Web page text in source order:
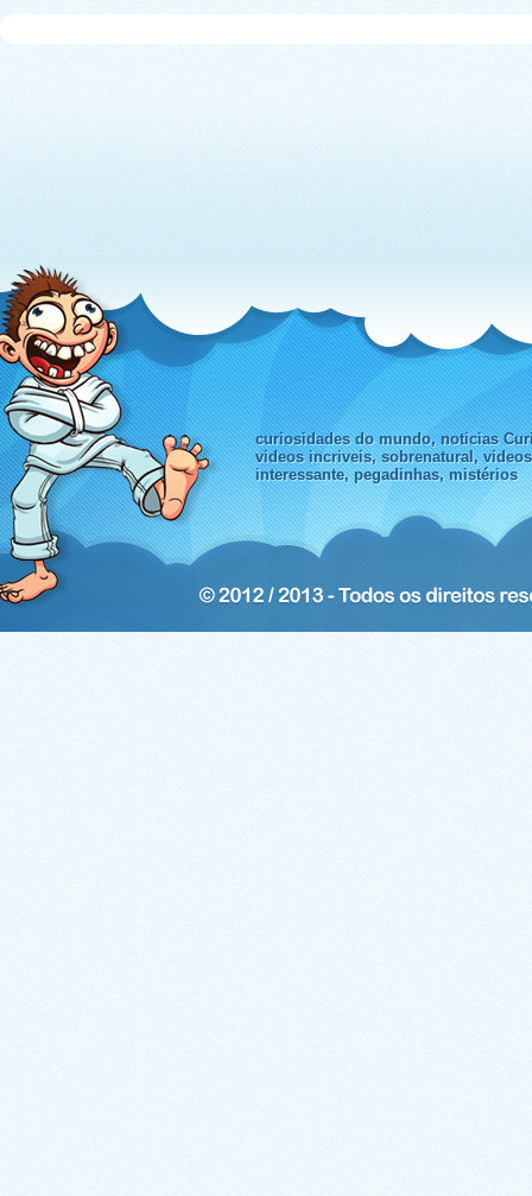
curiosidades do mundo, noticias
videos incriveis, sobrenatural,
interessante, pegadinhas, mistérios